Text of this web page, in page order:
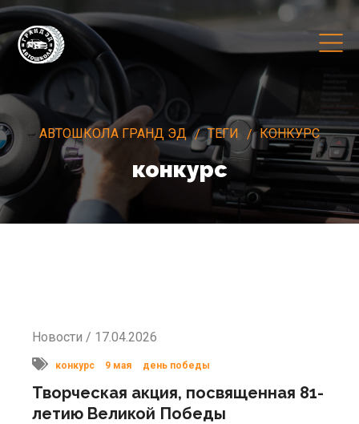
АВТОШКОЛА ГРАНД ЭД ТЕГИ КОНКУРС
конкурс
Новости / 17.04.2026
конкурс 9 мая день победы
Творческая акция, посвященная 81-
летию Великой Победы